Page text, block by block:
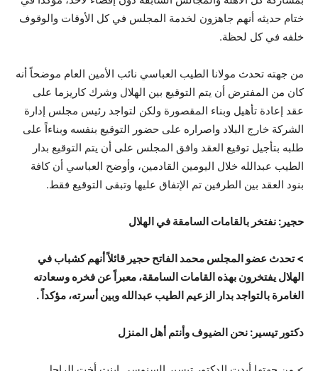
ختام حديثه أنهم جاهزون لخدمة المجلس في كل الأوقات والوقوف
خلفه في كل لحظة.
من جهته تحدث مولانا الطيب العباسي نائب الأمين العام موضحاً أنه
كان من المفترض أن يتم التوقيع بين الهلال وشرك كاريزما على
عقد إعادة تأهيل وبناء المقصورة ولكن لتواجد رئيس مجلس إدارة
الشركة خارج البلاد واصراره على حضور التوقيع بنفسه وبناءاً على
طلبه بتأجيل توقيع العقد وافق المجلس على أن يتم التوقيع بدار
الطيب عبدالله خلال اليومين القادمين، وأوضح العباسي أن كافة
بنود العقد بين الطرفين تم الإتفاق عليها وتبقى التوقيع فقط.
حجير: نفتخر بالقامات السامقة في الهلال
> تحدث عضو المجلس محمد الفاتح حجير قائلاً أنهم كشباب في
الهلال يفتخرون بهذه القامات السامقة، معبراً عن فخره وسعادته
الغامرة بالتواجد بدار الزعيم الطيب عبدالله وبين أسرته، مؤكداً .
دكتور تيسير: نحن الضيوف وأنتم أهل المنزل